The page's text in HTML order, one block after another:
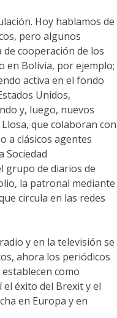
Hoy hablamos de
pero algunos
cooperación de los
en Bolivia, por ejemplo;
activa en el fondo
Unidos,
y, luego, nuevos
que colaboran con
a clásicos agentes
Sociedad
grupo de diarios de
la patronal mediante
circula en las redes
y en la televisión se
ahora los periódicos
establecen como
éxito del Brexit y el
en Europa y en